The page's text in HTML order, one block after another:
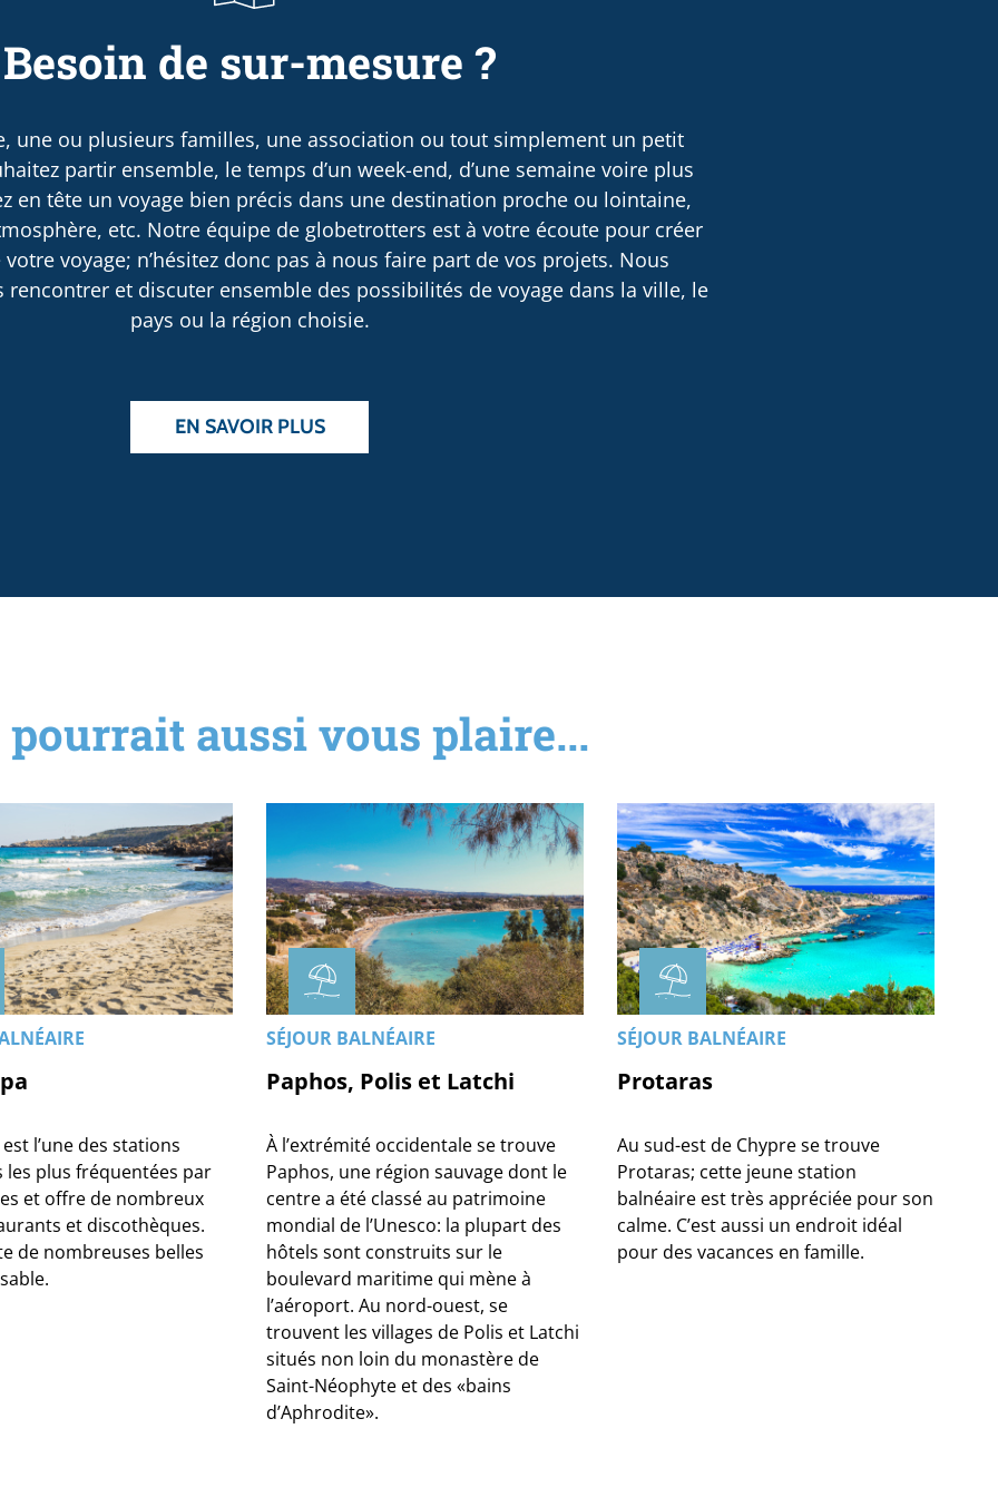
Besoin de sur-mesure ?
une ou plusieurs familles, une association ou tout simplement un petit
partir ensemble, le temps d’un week-end, d’une semaine voire plus
en tête un voyage bien précis dans une destination proche ou lointaine,
etc. Notre équipe de globetrotters est à votre écoute pour créer
voyage; n’hésitez donc pas à nous faire part de vos projets. Nous
et discuter ensemble des possibilités de voyage dans la ville, le
pays ou la région choisie.
EN SAVOIR PLUS
pourrait aussi vous plaire...
l’une des stations
les plus fréquentées par
et offre de nombreux
et discothèques.
de nombreuses belles
SÉJOUR BALNÉAIRE
Paphos, Polis et Latchi
À l’extrémité occidentale se trouve
Paphos, une région sauvage dont le
centre a été classé au patrimoine
mondial de l’Unesco: la plupart des
hôtels sont construits sur le
boulevard maritime qui mène à
l’aéroport. Au nord-ouest, se
trouvent les villages de Polis et Latchi
situés non loin du monastère de
Saint-Néophyte et des «bains
d’Aphrodite».
SÉJOUR BALNÉAIRE
Protaras
Au sud-est de Chypre se trouve
Protaras; cette jeune station
balnéaire est très appréciée pour son
calme. C’est aussi un endroit idéal
pour des vacances en famille.